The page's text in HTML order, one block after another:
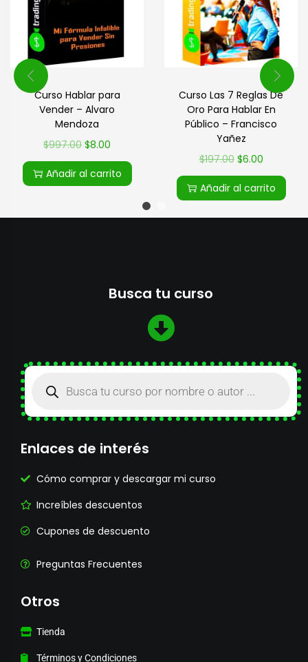
Curso Hablar para
Vender – Alvaro
Mendoza
$997.00 $8.00
Añadir al carrito
Curso Las 7 Reglas De
Oro Para Hablar En
Público – Francisco
Yañez
$197.00 $6.00
Añadir al carrito
Busca tu curso
Enlaces de interés
Cómo comprar y descargar mi curso
Increíbles descuentos
Cupones de descuento
Preguntas Frecuentes
Otros
Tienda
Términos y Condiciones